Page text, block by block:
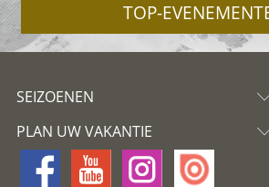
TOP-
SEIZOENEN
PLAN UW VAKANTIE